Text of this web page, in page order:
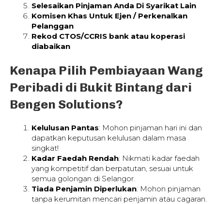
Selesaikan Pinjaman Anda Di Syarikat Lain
Komisen Khas Untuk Ejen / Perkenalkan
Pelanggan
Rekod CTOS/CCRIS bank atau koperasi
diabaikan
Kenapa Pilih Pembiayaan Wang
Peribadi di Bukit Bintang dari
Bengen Solutions?
Kelulusan Pantas: Mohon pinjaman hari ini dan
dapatkan keputusan kelulusan dalam masa
singkat!
Kadar Faedah Rendah: Nikmati kadar faedah
yang kompetitif dan berpatutan, sesuai untuk
semua golongan di Selangor.
Tiada Penjamin Diperlukan: Mohon pinjaman
tanpa kerumitan mencari penjamin atau cagaran.